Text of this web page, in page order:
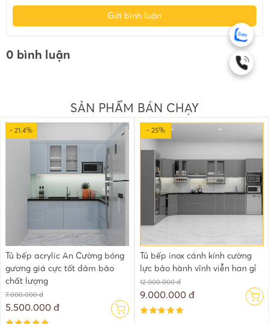
Gửi bình luận
0 bình luận
SẢN PHẨM BÁN CHẠY
- 21.4%
Tủ bếp acrylic An Cường bóng
gương giá cực tốt đảm bảo
chất lượng
7.000.000 đ
5.500.000 đ
- 25%
Tủ bếp inox cánh kính cường
lực bảo hành vĩnh viễn han gỉ
12.000.000 đ
9.000.000 đ